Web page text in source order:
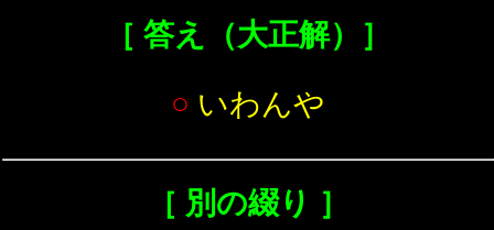
［ 答え（大正解）］
○ いわんや
［ 別の綴り ］